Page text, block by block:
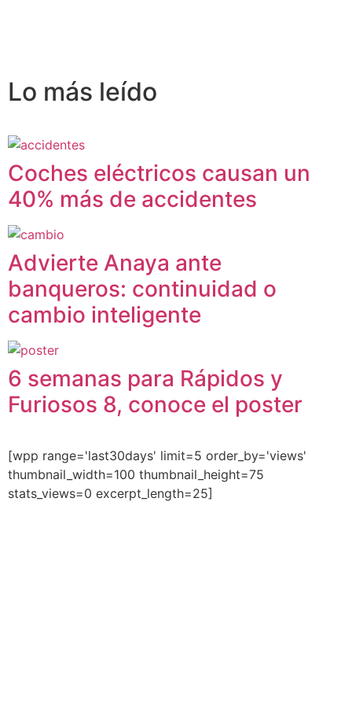
Lo más leído
Coches eléctricos causan un
40% más de accidentes
Advierte Anaya ante
banqueros: continuidad o
cambio inteligente
6 semanas para Rápidos y
Furiosos 8, conoce el poster
[wpp range='last30days' limit=5 order_by='views'
thumbnail_width=100 thumbnail_height=75
stats_views=0 excerpt_length=25]